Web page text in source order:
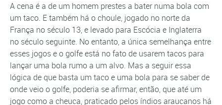
A cena é a de um homem prestes a bater numa bola com
um taco. E também há o choule, jogado no norte da
França no século 13, e levado para Escócia e Inglaterra
no século seguinte. No entanto, a única semelhança entre
esses jogos e o golfe está no fato de usarem tacos para
lançar uma bola rumo a um alvo. Mas a seguir essa
lógica de que basta um taco e uma bola para se saber de
onde veio o golfe, poderia se afirmar, então, que até um
jogo como a cheuca, praticado pelos índios araucanos há